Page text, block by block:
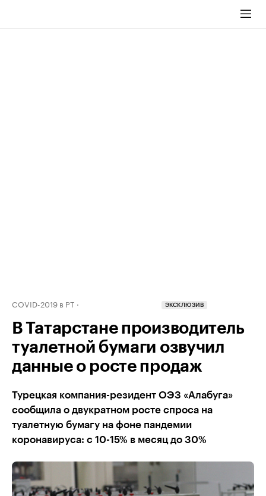
COVID-2019 в РТ ЭКСКЛЮЗИВ
В Татарстане производитель
туалетной бумаги озвучил
данные о росте продаж
Турецкая компания-резидент ОЭЗ «Алабуга»
сообщила о двукратном росте спроса на
туалетную бумагу на фоне пандемии
коронавируса: с 10-15% в месяц до 30%